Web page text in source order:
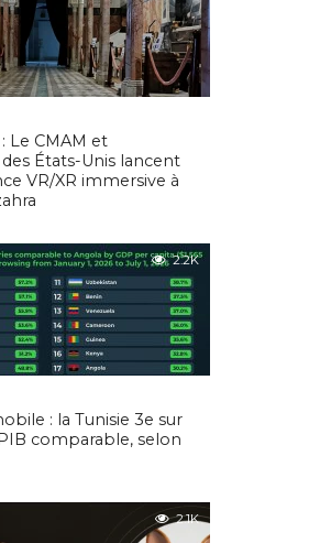
Le CMAM et
des États-Unis lancent
VR/XR immersive à
2.2K
: la Tunisie 3e sur
comparable, selon
2.1K